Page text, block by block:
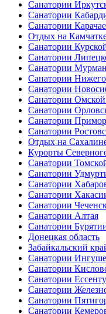
Санатории
Санатории
Санатории
Отдых на
Санатории
Санатории
Санатории
Санатории
Санатории
Санатории Омской
Санатории
Санатории
Санатории
Отдых на
Курорты
Санатории
Санатории
Санатории
Санатории
Санатории
Санатории Алтая
Санатории
Донецкая область
Забайкальский
Санатории
Санатории
Санатории
Санатории
Санатории
Санатории